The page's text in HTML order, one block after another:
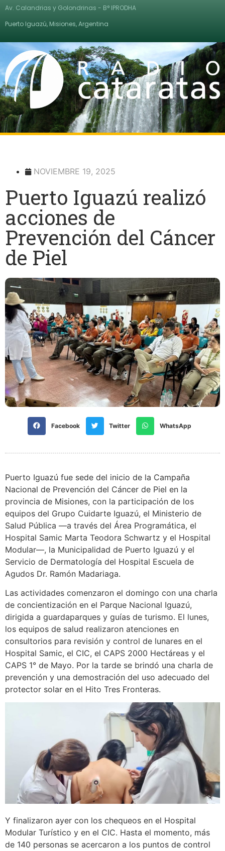
Av. Calandrias y Golondrinas - B° IPRODHA
Puerto Iguazú, Misiones, Argentina
NOVIEMBRE 19, 2025
Puerto Iguazú realizó
acciones de
Prevención del Cáncer
de Piel
Facebook Twitter WhatsApp
Puerto Iguazú fue sede del inicio de la Campaña
Nacional de Prevención del Cáncer de Piel en la
provincia de Misiones, con la participación de los
equipos del Grupo Cuidarte Iguazú, el Ministerio de
Salud Pública —a través del Área Programática, el
Hospital Samic Marta Teodora Schwartz y el Hospital
Modular—, la Municipalidad de Puerto Iguazú y el
Servicio de Dermatología del Hospital Escuela de
Agudos Dr. Ramón Madariaga.
Las actividades comenzaron el domingo con una charla
de concientización en el Parque Nacional Iguazú,
dirigida a guardaparques y guías de turismo. El lunes,
los equipos de salud realizaron atenciones en
consultorios para revisión y control de lunares en el
Hospital Samic, el CIC, el CAPS 2000 Hectáreas y el
CAPS 1° de Mayo. Por la tarde se brindó una charla de
prevención y una demostración del uso adecuado del
protector solar en el Hito Tres Fronteras.
Y finalizaron ayer con los chequeos en el Hospital
Modular Turístico y en el CIC. Hasta el momento, más
de 140 personas se acercaron a los puntos de control